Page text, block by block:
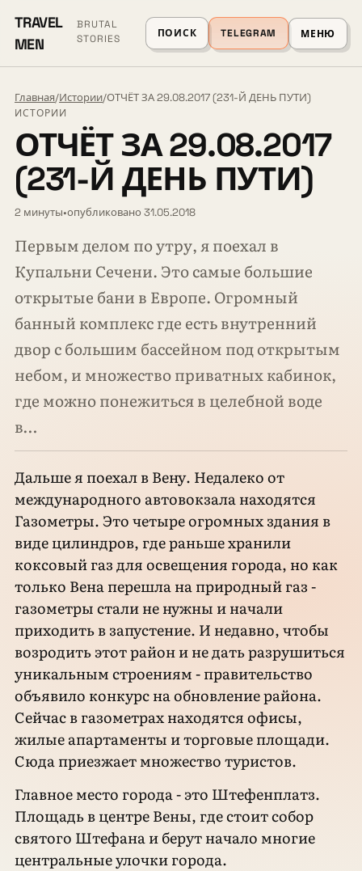
TRAVEL
MEN
BRUTAL
STORIES
ПОИСК TELEGRAM МЕНЮ
Главная/Истории/ОТЧЁТ ЗА 29.08.2017 (231-Й ДЕНЬ ПУТИ)
ИСТОРИИ
ОТЧЁТ ЗА 29.08.2017
(231-Й ДЕНЬ ПУТИ)
2 минуты•опубликовано 31.05.2018
Первым делом по утру, я поехал в
Купальни Сечени. Это самые большие
открытые бани в Европе. Огромный
банный комплекс где есть внутренний
двор с большим бассейном под открытым
небом, и множество приватных кабинок,
где можно понежиться в целебной воде
в…
Дальше я поехал в Вену. Недалеко от
международного автовокзала находятся
Газометры. Это четыре огромных здания в
виде цилиндров, где раньше хранили
коксовый газ для освещения города, но как
только Вена перешла на природный газ -
газометры стали не нужны и начали
приходить в запустение. И недавно, чтобы
возродить этот район и не дать разрушиться
уникальным строениям - правительство
объявило конкурс на обновление района.
Сейчас в газометрах находятся офисы,
жилые апартаменты и торговые площади.
Сюда приезжает множество туристов.
Главное место города - это Штефенплатз.
Площадь в центре Вены, где стоит собор
святого Штефана и берут начало многие
центральные улочки города.